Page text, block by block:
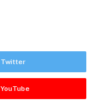
Twitter
YouTube